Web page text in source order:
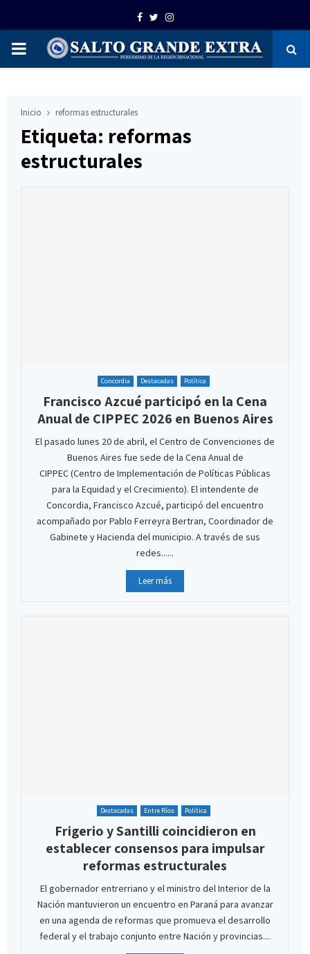
Facebook
TwitterInstagram
PRIMARY
Inicio reformas estructurales
Etiqueta: reformas
estructurales
Concordia Destacadas Política
Francisco Azcué participó en la Cena
Anual de CIPPEC 2026 en Buenos Aires
El pasado lunes 20 de abril, el Centro de Convenciones de
Buenos Aires fue sede de la Cena Anual de
CIPPEC (Centro de Implementación de Políticas Públicas
para la Equidad y el Crecimiento). El intendente de
Concordia, Francisco Azcué, participó del encuentro
acompañado por Pablo Ferreyra Bertran, Coordinador de
Gabinete y Hacienda del municipio. A través de sus
redes......
Leer más
Destacadas Entre Ríos Política
Frigerio y Santilli coincidieron en
establecer consensos para impulsar
reformas estructurales
El gobernador entrerriano y el ministro del Interior de la
Nación mantuvieron un encuentro en Paraná para avanzar
en una agenda de reformas que promueva el desarrollo
federal y el trabajo conjunto entre Nación y provincias....